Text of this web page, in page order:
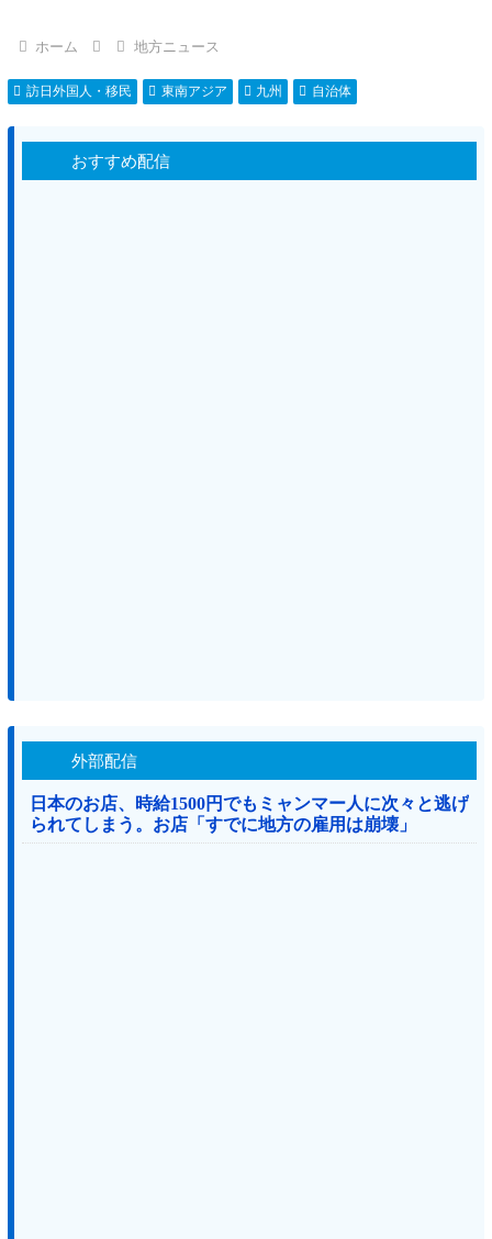
ホーム 地方ニュース
訪日外国人・移民 東南アジア 九州 自治体
おすすめ配信
外部配信
日本のお店、時給1500円でもミャンマー人に次々と逃げ
られてしまう。お店「すでに地方の雇用は崩壊」